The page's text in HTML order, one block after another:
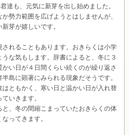
達も、元気に新芽を出し始めました。
勢力範囲を広げようとはしませんが、
芽が嬉しいです。
されることもあります。おきらくは小学
な気もします。辞書によると、冬に３
い日が４日間くらい続くのが繰り返さ
島に顕著にみられる現象だそうです。
ともかく、寒い日と温かい日が入れ替
いきます。
、冬の間縮こまっていたおきらくの体
ってきます。